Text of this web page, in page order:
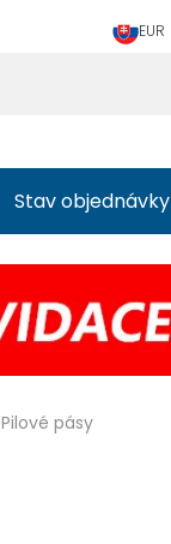
EUR
Stav objednávky
Pilové pásy